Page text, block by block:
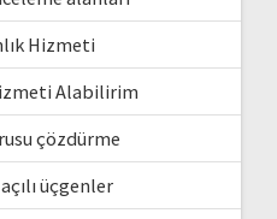
Hizmeti
Alabilirim
çözdürme
üçgenler